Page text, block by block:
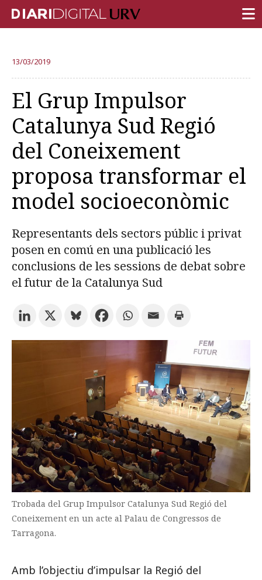
RECERCA
DOCÈNCIA
INSTITUCIÓ
VIDA AL CAMPUS
COMUNITAT URV
REPORTATGES
Subscriu-te als butlletins de la URV Agenda
CATALÀ ESPAÑOL ENGLISH
13/03/2019
El Grup Impulsor
Catalunya Sud Regió
del Coneixement
proposa transformar el
model socioeconòmic
Representants dels sectors públic i privat
posen en comú en una publicació les
conclusions de les sessions de debat sobre
el futur de la Catalunya Sud
Trobada del Grup Impulsor Catalunya Sud Regió del
Coneixement en un acte al Palau de Congressos de
Tarragona.
Amb l’objectiu d’impulsar la Regió del